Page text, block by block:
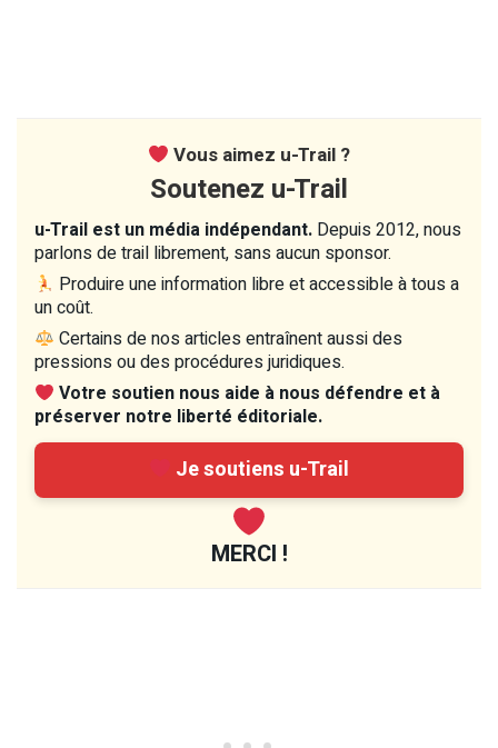
Vous aimez u-Trail ?
Soutenez u-Trail
u-Trail est un média indépendant. Depuis 2012, nous
parlons de trail librement, sans aucun sponsor.
Produire une information libre et accessible à tous a
un coût.
Certains de nos articles entraînent aussi des
pressions ou des procédures juridiques.
Votre soutien nous aide à nous défendre et à
préserver notre liberté éditoriale.
Je soutiens u-Trail
MERCI !